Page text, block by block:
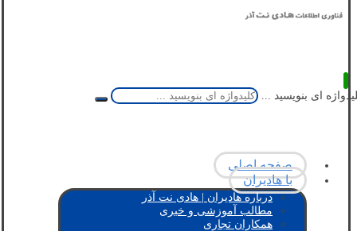
ای بنویسید ...
صفحه اصلی
با هادیران
درباره هادیران | هادی نت آذر
مطالب آموزشی و خبری
همکاران تجاری